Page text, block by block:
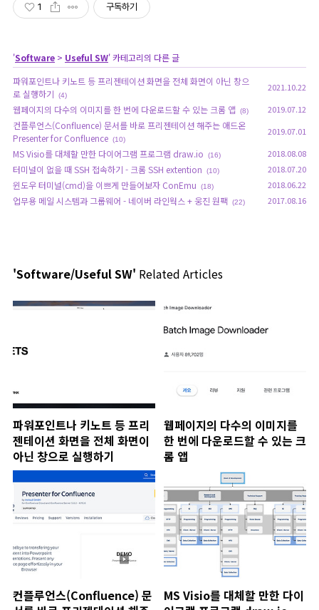
1 구독하기
'Software > Useful SW' 카테고리의 다른 글
파워포인트나 키노트 등 프리젠테이션 화면을 전체 화면이 아닌 창으
로 실행하기
(4)
2021.10.22
웹페이지의 다수의 이미지를 한 번에 다운로드할 수 있는 크롬 앱 (8) 2019.07.12
컨플루언스(Confluence) 문서를 바로 프리젠테이션 해주는 애드온
Presenter for Confluence (10)
2019.07.01
MS Visio를 대체할 만한 다이어그램 프로그램 draw.io (16) 2018.08.08
터미널이 없을 때 SSH 접속하기 - 크롬 SSH extention (10) 2018.07.20
윈도우 터미널(cmd)을 이쁘게 만들어보자 ConEmu (18) 2018.06.22
업무용 메일 시스템과 그룹웨어 - 네이버 라인웍스 + 웅진 원팩 (22) 2017.08.16
'Software/Useful SW' Related Articles
파워포인트나 키노트 등 프리
젠테이션 화면을 전체 화면이
아닌 창으로 실행하기
웹페이지의 다수의 이미지를
한 번에 다운로드할 수 있는 크
롬 앱
컨플루언스(Confluence) 문
MS Visio를 대체할 만한 다이